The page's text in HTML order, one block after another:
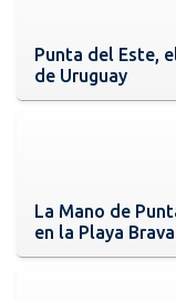
Punta del Este,
de Uruguay
La Mano de
en la Playa Brava